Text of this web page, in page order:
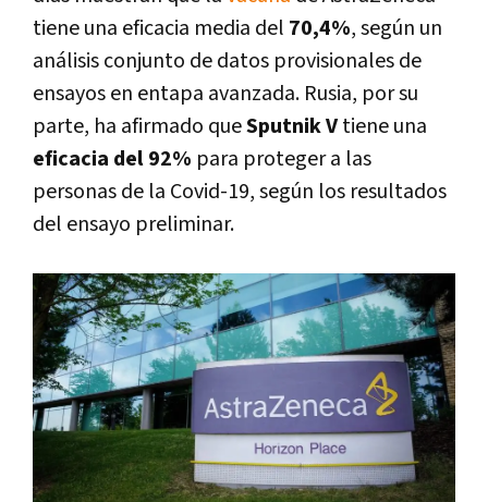
tiene una eficacia media del 70,4%, según un
análisis conjunto de datos provisionales de
ensayos en entapa avanzada. Rusia, por su
parte, ha afirmado queSputnik Vtiene una
eficacia del 92% para proteger a las
personas de la Covid-19, según los resultados
del ensayo preliminar.